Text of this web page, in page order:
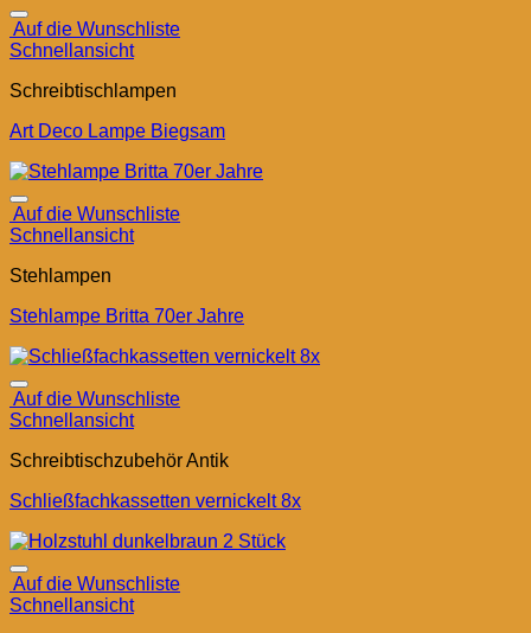
Auf die Wunschliste
Schnellansicht
Schreibtischlampen
Art Deco Lampe Biegsam
Auf die Wunschliste
Schnellansicht
Stehlampen
Stehlampe Britta 70er Jahre
Auf die Wunschliste
Schnellansicht
Schreibtischzubehör Antik
Schließfachkassetten vernickelt 8x
Auf die Wunschliste
Schnellansicht